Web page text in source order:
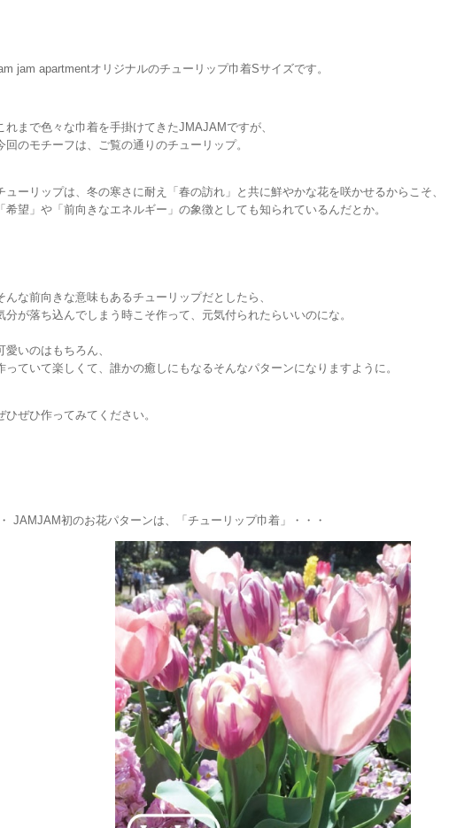
jam apartmentオリジナルのチューリップ巾着Sサイズです。
れまで色々な巾着を手掛けてきたJMAJAMですが、
回のモチーフは、ご覧の通りのチューリップ。
ューリップは、冬の寒さに耐え「春の訪れ」と共に鮮やかな花を咲かせるからこそ、
「希望」や「前向きなエネルギー」の象徴としても知られているんだとか。
んな前向きな意味もあるチューリップだとしたら、
分が落ち込んでしまう時こそ作って、元気付られたらいいのにな。
愛いのはもちろん、
っていて楽しくて、誰かの癒しにもなるそんなパターンになりますように。
ひぜひ作ってみてください。
・ JAMJAM初のお花パターンは、「チューリップ巾着」・・・